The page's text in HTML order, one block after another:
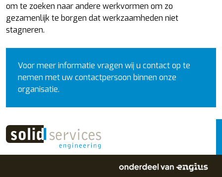
om te zoeken naar andere werkvormen om zo
gezamenlijk te borgen dat werkzaamheden niet
stagneren.
Voor meer informatie vragen wij u contact op te
nemen met uw contactpersoon binnen onze
organisatie.